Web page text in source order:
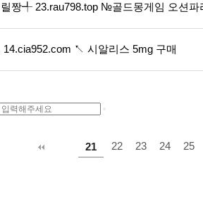
짱╃ 23.rau798.top №골드몽게임 오션파
↖ 시알리스 5mg 구매
21 22 23 24 25